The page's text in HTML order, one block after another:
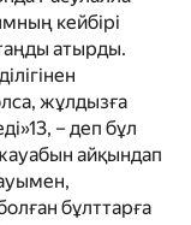
кейбірі
атырды.
жұлдызға
13, – деп бұл
айқындап
бұлттарға